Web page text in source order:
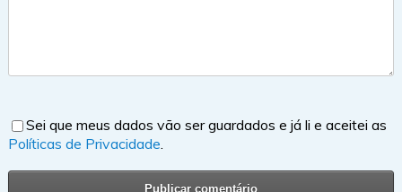
Sei que meus dados vão ser guardados e já li e aceitei as
Políticas de Privacidade.